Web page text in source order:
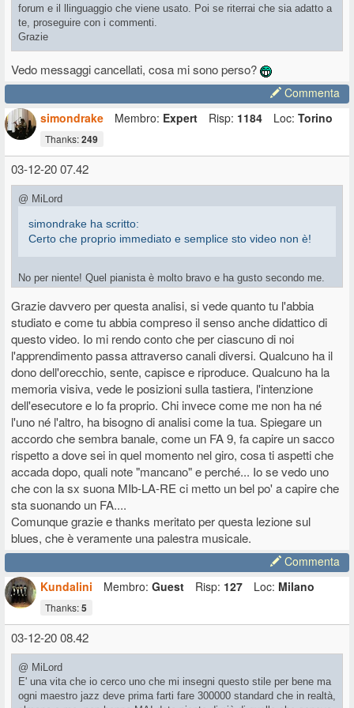
forum e il llinguaggio che viene usato. Poi se riterrai che sia adatto a
te, proseguire con i commenti.
Grazie
Vedo messaggi cancellati, cosa mi sono perso?
Commenta
simondrake
Membro: Expert Risp: 1184 Loc: Torino
Thanks:249
03-12-20 07.42
@ MiLord
simondrake ha scritto:
Certo che proprio immediato e semplice sto video non è!
No per niente! Quel pianista è molto bravo e ha gusto secondo me.
Ma questo se te lo fai entrare nella testa ti dà proprio l'idea del
linguaggio da usare. E' un video utile anche per allenarsi all'ascolto a
mio giudizio, perchè è anche visivo.
Quando ho scritto di suonare gli accordi come fa lui, mi sono
spiegato male. Lascia stare tutte le sostituzioni che inserisce. Io
parlavo solo degli accordi di base, che sono quelli di questo video
altrettanto utile. Però guarda come prende gli accordi.
Per esempio il FA7 non lo suona FA-LA-DO-MIb ma suona Mib-LA-
RE, cioè un FA7 con il sesto grado. Non mette mai il primo grado, è
sottinteso. Anche la quinta spesso non la suona. E non si ferma solo
alle note della triade o quadriade.
Stessa cosa per il Sib7, se vedi lo suona RE-LAb-DO. E cioè SIb7
con la 9, sempre senza 1 e 5.
Poi il SI° io lo suono uguale al SIb7 ma con il SI al posto del DO,
quindi RE-LAb-SI, in pratica dall'accordo di SIb7 (RE-LAb-DO)
abbasso solo il DO di un semitono e vado sul SI° che è l'accordo
successivo nel giro blues.
Puoi usare lo schema che lui usa per il FA7 e trasportarlo in altre
Per esempio quando vedrai scritto DO7 puoi suonare SIb-MI-LA, o se
sei in SOL7 puoi suonarlo FA-SI-MI e così via. Poi ci sono
sostituzioni e alternative, io non le so fare ancora come un vero
Se invece trasponi il SIb7 come lo suona lui, il DO7 diventerà MI-
adatta.
Ogni tanto al posto del DO7 per esempio io suono MI-SOL-SIb-REb e
ha un sapore ancora diverso.
Grazie davvero per questa analisi, si vede quanto tu l'abbia
studiato e come tu abbia compreso il senso anche didattico di
questo video. Io mi rendo conto che per ciascuno di noi
l'apprendimento passa attraverso canali diversi. Qualcuno ha il
dono dell'orecchio, sente, capisce e riproduce. Qualcuno ha la
memoria visiva, vede le posizioni sulla tastiera, l'intenzione
dell'esecutore e lo fa proprio. Chi invece come me non ha né
l'uno né l'altro, ha bisogno di analisi come la tua. Spiegare un
accordo che sembra banale, come un FA 9, fa capire un sacco
rispetto a dove sei in quel momento nel giro, cosa ti aspetti che
accada dopo, quali note "mancano" e perché... Io se vedo uno
che con la sx suona MIb-LA-RE ci metto un bel po' a capire che
sta suonando un FA....
Comunque grazie e thanks meritato per questa lezione sul
blues, che è veramente una palestra musicale.
Commenta
Kundalini
Membro: Guest Risp: 127 Loc: Milano
Thanks:5
03-12-20 08.42
@ MiLord
E' una vita che io cerco uno che mi insegni questo stile per bene ma
ogni maestro jazz deve prima farti fare 300000 standard che in realtà,